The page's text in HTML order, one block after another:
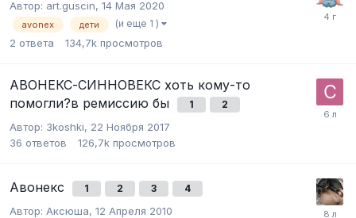
Автор: art.guscin, 14 Мая 2020
avonex дети (и еще 1 )
2 ответа 134,7k просмотров
АВОНЕКС-СИННОВЕКС хоть кому-то
помогли?в ремиссию бы
1 2
Автор: 3koshki, 22 Ноября 2017
36 ответов 126,7k просмотров
Авонекс 1 2 3 4
Автор: Аксюша, 12 Апреля 2010